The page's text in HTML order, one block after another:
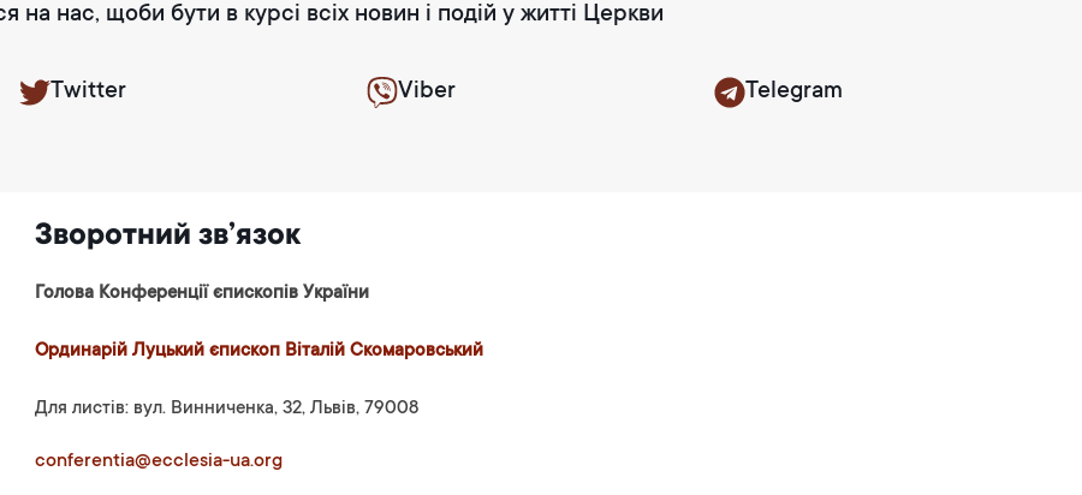
на нас, щоби бути в курсі всіх новин і подій у житті Церкви
Twitter Viber Telegram
Зворотний зв’язок
Голова Конференції єпископів України
Ординарій Луцький єпископ Віталій Скомаровський
Для листів: вул. Винниченка, 32, Львів, 79008
conferentia@ecclesia-ua.org